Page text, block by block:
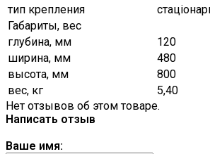
тип крепления
Габариты, вес
глубина, мм
120
ширина, мм
480
высота, мм
800
вес, кг
5,40
Нет отзывов об этом товаре.
Написать отзыв
Ваше имя: